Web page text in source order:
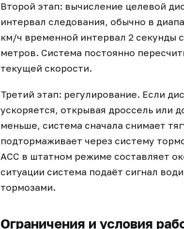
Второй этап: вычисление целевой
интервал следования, обычно в
км/ч временной интервал 2 секунды
метров. Система постоянно
текущей скорости.
Третий этап: регулирование. Если
ускоряется, открывая дроссель или
меньше, система сначала снимает
подтормаживает через систему
ACC в штатном режиме составляет
ситуации система подаёт сигнал
тормозами.
Ограничения и условия